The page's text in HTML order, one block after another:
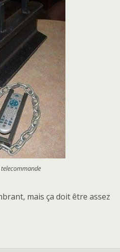
mais ça doit être assez